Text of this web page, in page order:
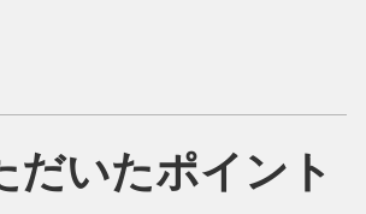
だいたポイント